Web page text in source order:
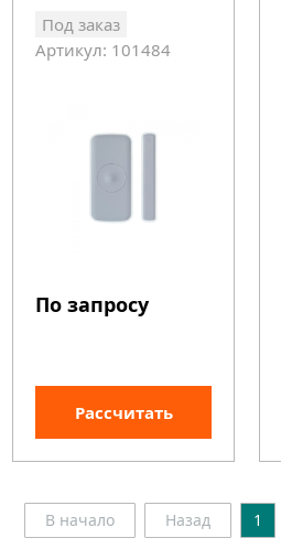
Под заказ
Артикул: 101484
По запросу
Рассчитать
В начало Назад 1